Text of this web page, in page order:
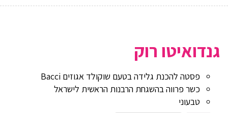
גנדואיטו רוק
פסטה להכנת גלידה בטעם שוקולד אגוזים Bacci
כשר פרווה בהשגחת הרבנות הראשית לישראל
טבעוני